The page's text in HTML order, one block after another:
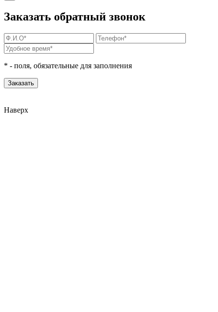
Заказать обратный звонок
* - поля, обязательные для заполнения
Наверх